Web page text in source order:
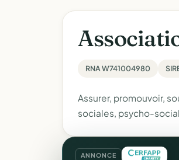
RNA W741004980
Assurer, promouvoir,
sociales, psycho-
ANNONCE